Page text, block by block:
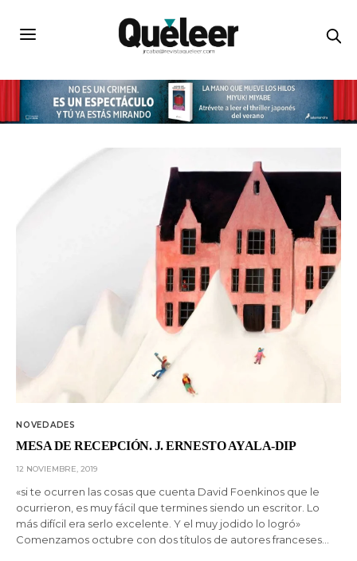
NOVEDADES
MESA DE RECEPCIÓN. J. ERNESTO AYALA-DIP
12 NOVIEMBRE, 2019
«si te ocurren las cosas que cuenta David Foenkinos que le
ocurrieron, es muy fácil que termines siendo un escritor. Lo
más difícil era serlo excelente. Y el muy jodido lo logró»
Comenzamos octubre con dos títulos de autores franceses…